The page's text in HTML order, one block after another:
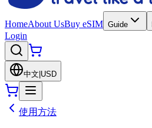
HomeAbout UsBuy eSIM Guide
Login
中文 USD
使用方法